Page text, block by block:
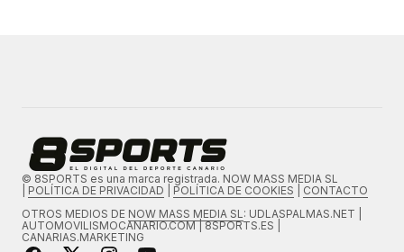
© 8SPORTS es una marca registrada. NOW MASS MEDIA SL
POLÍTICA DE PRIVACIDAD POLÍTICA DE COOKIES
CONTACTO
OTROS MEDIOS DE NOW MASS MEDIA SL: UDLASPALMAS.NET |
AUTOMOVILISMOCANARIO.COM | 8SPORTS.ES |
CANARIAS.MARKETING